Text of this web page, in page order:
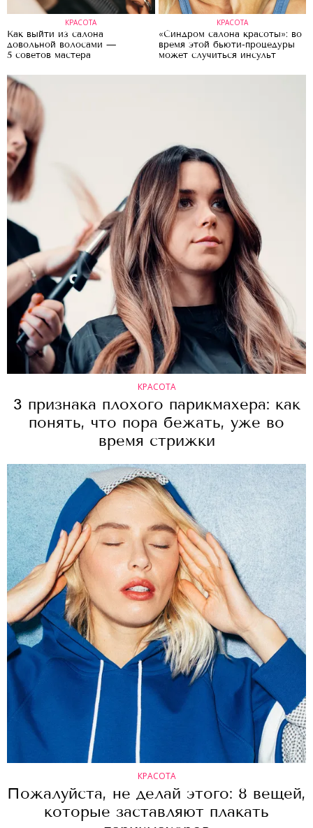
КРАСОТА
Как выйти из салона
довольной волосами —
5 советов мастера
КРАСОТА
«Синдром салона красоты»: во
время этой бьюти-процедуры
может случиться инсульт
КРАСОТА
3 признака плохого парикмахера: как
понять, что пора бежать, уже во
время стрижки
КРАСОТА
Пожалуйста, не делай этого: 8 вещей,
которые заставляют плакать